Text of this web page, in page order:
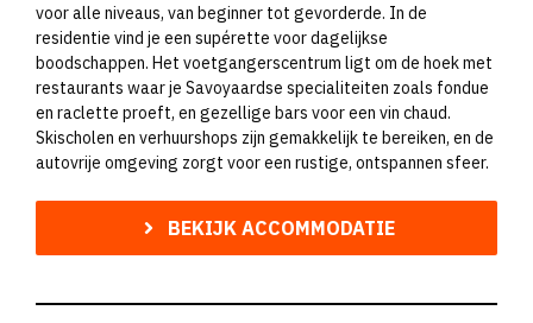
voor alle niveaus, van beginner tot gevorderde. In de
residentie vind je een supérette voor dagelijkse
boodschappen. Het voetgangerscentrum ligt om de hoek met
restaurants waar je Savoyaardse specialiteiten zoals fondue
en raclette proeft, en gezellige bars voor een vin chaud.
Skischolen en verhuurshops zijn gemakkelijk te bereiken, en de
autovrije omgeving zorgt voor een rustige, ontspannen sfeer.
BEKIJK ACCOMMODATIE